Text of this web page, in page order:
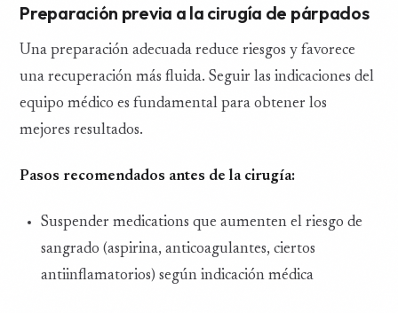
Preparación previa a la cirugía de párpados
Una preparación adecuada reduce riesgos y favorece
una recuperación más fluida. Seguir las indicaciones del
equipo médico es fundamental para obtener los
mejores resultados.
Pasos recomendados antes de la cirugía:
Suspender medications que aumenten el riesgo de
sangrado (aspirina, anticoagulantes, ciertos
antiinflamatorios) según indicación médica